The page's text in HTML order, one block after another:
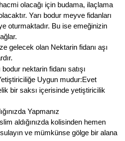
olacağı için budama, ilaçlama
Yarı bodur meyve fidanları
oturmaktadır. Bu ise emeğinizin
gelecek olan Nektarin fidanı aşı
Uygun mudur:Evet
bir saksı içerisinde yetiştiricilik
Yapmanız
aldığınızda kolisinden hemen
ve mümkünse gölge bir alana